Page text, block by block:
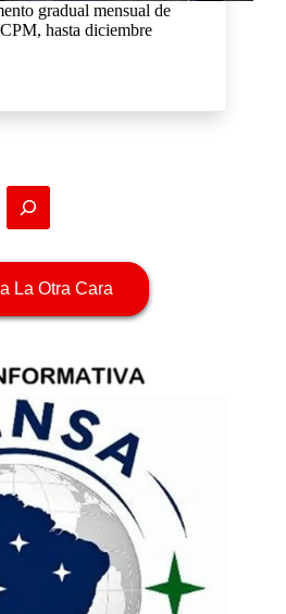
gradual mensual de
hasta diciembre
La Otra Cara